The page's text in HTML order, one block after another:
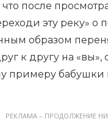
после
эту реку» о
образом
к другу на «вы»,
примеру
РЕКЛАМА – ПРОДОЛЖЕНИЕ